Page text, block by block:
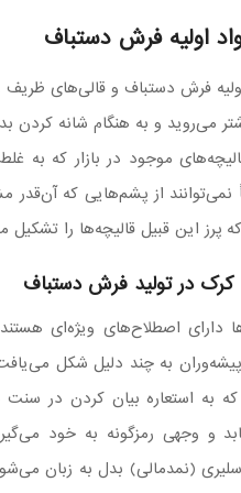
اولیه فرش دستباف
فرش دستباف و قالی‌های
می‌روید و به هنگام شانه كردن
موجود در بازار كه به
نمی‌توانند از پشم‌هایی كه
پرز این قبیل قالیچه‌ها را تشكیل
در تولید فرش دستباف
دارای اصطلاح‌های ویژه‌ای
به چند دلیل شکل
که به استعاره بیان کردن در
و وجهی رمزگونه به خود
(نمدمالی) بدل به زبان